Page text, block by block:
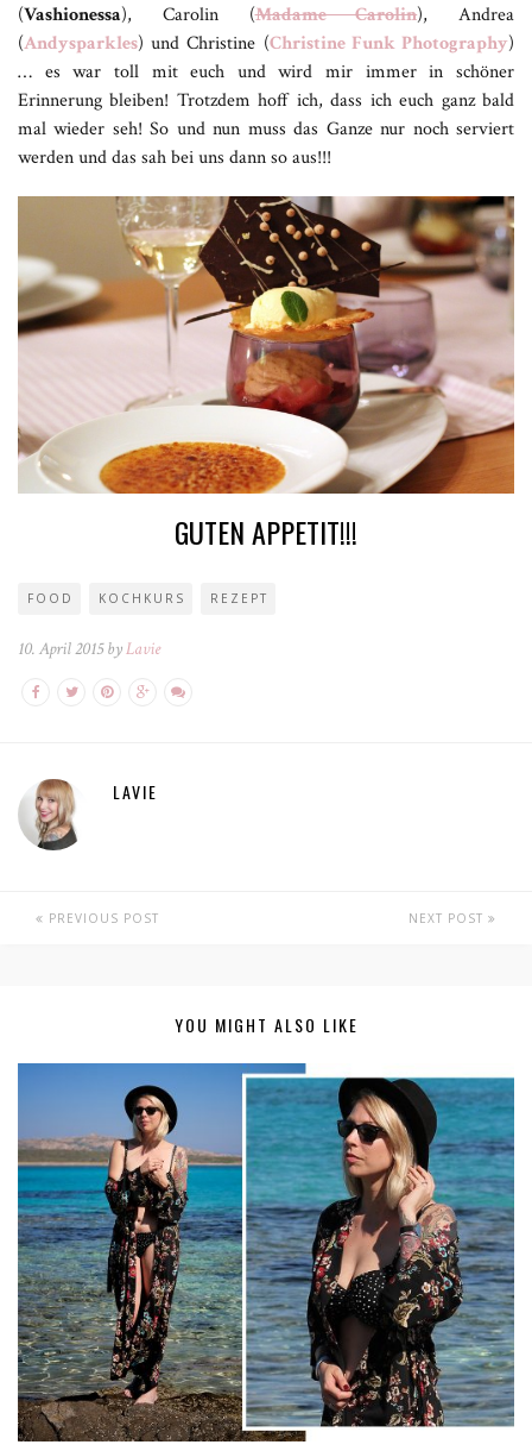
(Vashionessa), Carolin (Madame Carolin), Andrea
(Andysparkles) und Christine (Christine Funk Photography)
… es war toll mit euch und wird mir immer in schöner
Erinnerung bleiben! Trotzdem hoff ich, dass ich euch ganz bald
mal wieder seh! So und nun muss das Ganze nur noch serviert
werden und das sah bei uns dann so aus!!!
GUTEN APPETIT!!!
FOOD KOCHKURS REZEPT
10. April 2015 byLavie
LAVIE
PREVIOUS POST NEXT POST
YOU MIGHT ALSO LIKE